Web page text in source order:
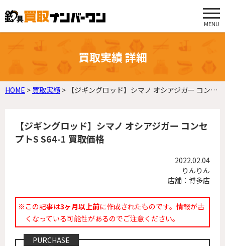
MENU
買取実績 詳細
HOME > 買取実績 > 【ジギングロッド】シマノ オシアジガー コンセプトS S64-1 買取価格
【ジギングロッド】シマノ オシアジガー コンセ
プトS S64-1 買取価格
2022.02.04
りんりん
店舗：博多店
※この記事は3ヶ月以上前に作成されたものです。情報が古
くなっている可能性があるのでご注意ください。
PURCHASE